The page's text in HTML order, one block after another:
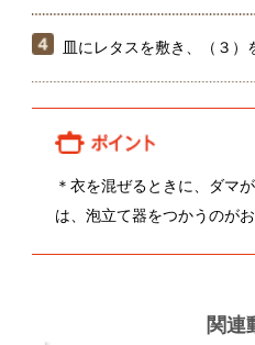
関連動画
渡辺竜馬さんのレタス